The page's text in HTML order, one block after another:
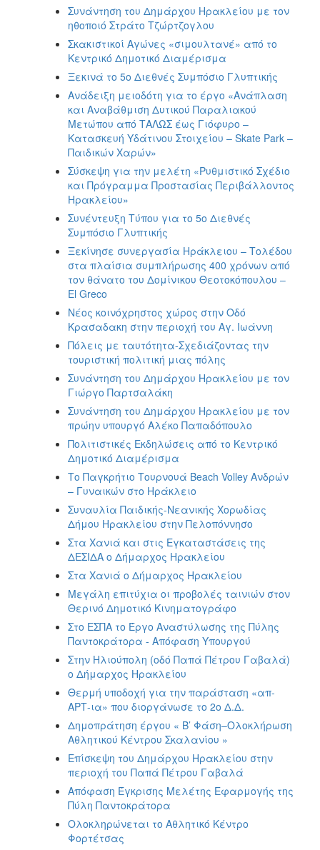
Συνάντηση του Δημάρχου Ηρακλείου με τον
ηθοποιό Στράτο Τζώρτζογλου
Σκακιστικοί Αγώνες «σιμουλτανέ» από το
Κεντρικό Δημοτικό Διαμέρισμα
Ξεκινά το 5ο Διεθνές Συμπόσιο Γλυπτικής
Ανάδειξη μειοδότη για το έργο «Ανάπλαση
και Αναβάθμιση Δυτικού Παραλιακού
Μετώπου από ΤΑΛΩΣ έως Γιόφυρο –
Κατασκευή Υδάτινου Στοιχείου – Skate Park –
Παιδικών Χαρών»
Σύσκεψη για την μελέτη «Ρυθμιστικό Σχέδιο
και Πρόγραμμα Προστασίας Περιβάλλοντος
Ηρακλείου»
Συνέντευξη Τύπου για το 5ο Διεθνές
Συμπόσιο Γλυπτικής
Ξεκίνησε συνεργασία Ηράκλειου – Τολέδου
στα πλαίσια συμπλήρωσης 400 χρόνων από
τον θάνατο του Δομίνικου Θεοτοκόπουλου –
El Greco
Νέος κοινόχρηστος χώρος στην Οδό
Κρασαδακη στην περιοχή του Αγ. Ιωάννη
Πόλεις με ταυτότητα-Σχεδιάζοντας την
τουριστική πολιτική μιας πόλης
Συνάντηση του Δημάρχου Ηρακλείου με τον
Γιώργο Παρτσαλάκη
Συνάντηση του Δημάρχου Ηρακλείου με τον
πρώην υπουργό Αλέκο Παπαδόπουλο
Πολιτιστικές Εκδηλώσεις από το Κεντρικό
Δημοτικό Διαμέρισμα
Το Παγκρήτιο Τουρνουά Beach Volley Ανδρών
– Γυναικών στο Ηράκλειο
Συναυλία Παιδικής-Νεανικής Χορωδίας
Δήμου Ηρακλείου στην Πελοπόννησο
Στα Χανιά και στις Εγκαταστάσεις της
ΔΕΣΙΔΑ ο Δήμαρχος Ηρακλείου
Στα Χανιά ο Δήμαρχος Ηρακλείου
Μεγάλη επιτύχια οι προβολές ταινιών στον
Θερινό Δημοτικό Κινηματογράφο
Στο ΕΣΠΑ το Έργο Αναστύλωσης της Πύλης
Παντοκράτορα - Απόφαση Υπουργού
Στην Ηλιούπολη (οδό Παπά Πέτρου Γαβαλά)
ο Δήμαρχος Ηρακλείου
Θερμή υποδοχή για την παράσταση «απ-
ΑΡΤ-ια» που διοργάνωσε το 2ο Δ.Δ.
Δημοπράτηση έργου « Β’ Φάση–Ολοκλήρωση
Αθλητικού Κέντρου Σκαλανίου »
Επίσκεψη του Δημάρχου Ηρακλείου στην
περιοχή του Παπά Πέτρου Γαβαλά
Απόφαση Έγκρισης Μελέτης Εφαρμογής της
Πύλη Παντοκράτορα
Ολοκληρώνεται το Αθλητικό Κέντρο
Φορτέτσας